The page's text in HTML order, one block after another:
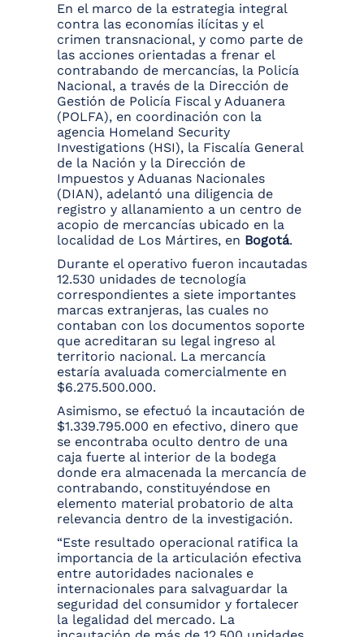
En el marco de la estrategia integral
contra las economías ilícitas y el
crimen transnacional, y como parte de
las acciones orientadas a frenar el
contrabando de mercancías, la Policía
Nacional, a través de la Dirección de
Gestión de Policía Fiscal y Aduanera
(POLFA), en coordinación con la
agencia Homeland Security
Investigations (HSI), la Fiscalía General
de la Nación y la Dirección de
Impuestos y Aduanas Nacionales
(DIAN), adelantó una diligencia de
registro y allanamiento a un centro de
acopio de mercancías ubicado en la
localidad de Los Mártires, en Bogotá.
Durante el operativo fueron incautadas
12.530 unidades de tecnología
correspondientes a siete importantes
marcas extranjeras, las cuales no
contaban con los documentos soporte
que acreditaran su legal ingreso al
territorio nacional. La mercancía
estaría avaluada comercialmente en
$6.275.500.000.
Asimismo, se efectuó la incautación de
$1.339.795.000 en efectivo, dinero que
se encontraba oculto dentro de una
caja fuerte al interior de la bodega
donde era almacenada la mercancía de
contrabando, constituyéndose en
elemento material probatorio de alta
relevancia dentro de la investigación.
“Este resultado operacional ratifica la
importancia de la articulación efectiva
entre autoridades nacionales e
internacionales para salvaguardar la
seguridad del consumidor y fortalecer
la legalidad del mercado. La